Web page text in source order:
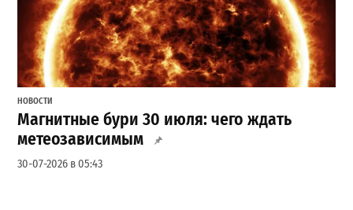
НОВОСТИ
Магнитные бури 30 июля: чего ждать
метеозависимым
30-07-2026 в 05:43